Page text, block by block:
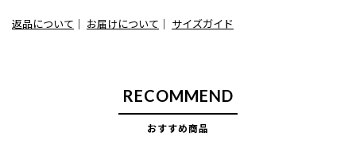
返品について ｜ お届けについて ｜ サイズガイド
RECOMMEND
おすすめ商品